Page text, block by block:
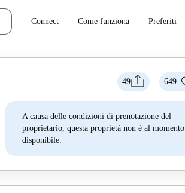
Connect Come funziona Preferiti
49 649
A causa delle condizioni di prenotazione del
proprietario, questa proprietà non è al momento
disponibile.